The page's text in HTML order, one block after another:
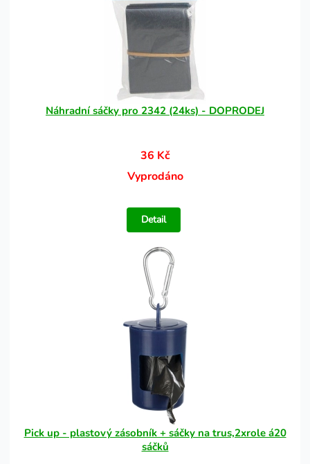
Náhradní sáčky pro 2342 (24ks) - DOPRODEJ
36 Kč
Vyprodáno
Detail
Pick up - plastový zásobník + sáčky na trus,2xrole á20
sáčků